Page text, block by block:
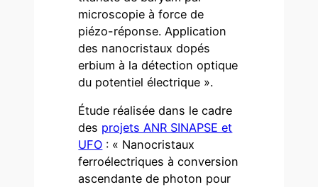
microscopie à force de
piézo-réponse. Application
des nanocristaux dopés
erbium à la détection optique
du potentiel électrique ».
Étude réalisée dans le cadre
des projets ANR SINAPSE et
UFO : « Nanocristaux
ferroélectriques à conversion
ascendante de photon pour